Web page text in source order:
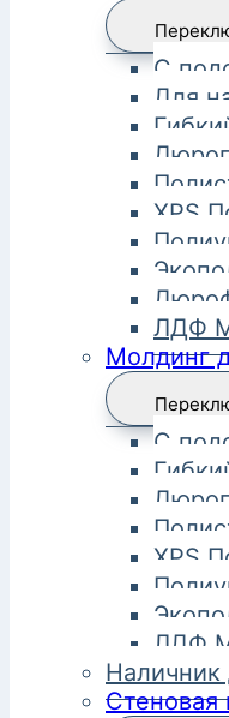
С
Для
XPS
ЛДФ
Молдинг
С
XPS
ЛДФ
Наличник
Стеновая